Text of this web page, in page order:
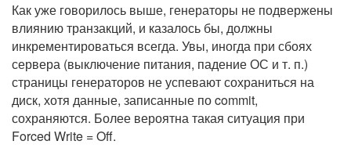
Как уже говорилось выше, генераторы не подвержены
влиянию транзакций, и казалось бы, должны
инкрементироваться всегда. Увы, иногда при сбоях
сервера (выключение питания, падение ОС и т. п.)
страницы генераторов не успевают сохраниться на
диск, хотя данные, записанные по commit,
сохраняются. Более вероятна такая ситуация при
Forced Write = Off.